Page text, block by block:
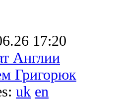
17:20
Англии
Григорюк
uk en